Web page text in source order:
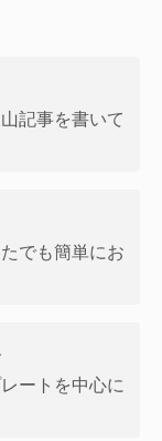
記事を書いて
でも簡単にお
ートを中心に